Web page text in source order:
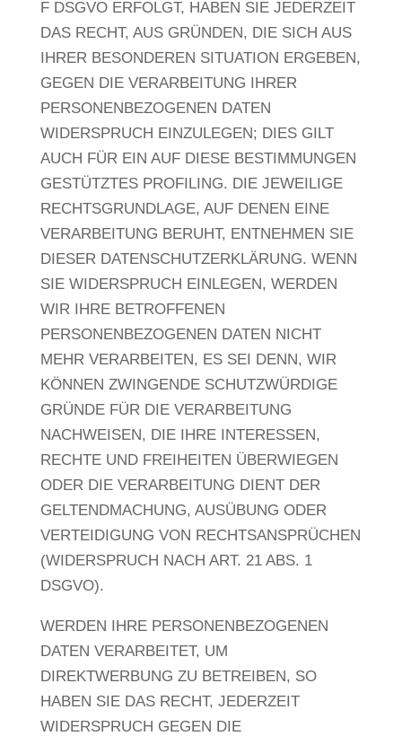
F DSGVO ERFOLGT, HABEN SIE JEDERZEIT
DAS RECHT, AUS GRÜNDEN, DIE SICH AUS
IHRER BESONDEREN SITUATION ERGEBEN,
GEGEN DIE VERARBEITUNG IHRER
PERSONENBEZOGENEN DATEN
WIDERSPRUCH EINZULEGEN; DIES GILT
AUCH FÜR EIN AUF DIESE BESTIMMUNGEN
GESTÜTZTES PROFILING. DIE JEWEILIGE
RECHTSGRUNDLAGE, AUF DENEN EINE
VERARBEITUNG BERUHT, ENTNEHMEN SIE
DIESER DATENSCHUTZERKLÄRUNG. WENN
SIE WIDERSPRUCH EINLEGEN, WERDEN
WIR IHRE BETROFFENEN
PERSONENBEZOGENEN DATEN NICHT
MEHR VERARBEITEN, ES SEI DENN, WIR
KÖNNEN ZWINGENDE SCHUTZWÜRDIGE
GRÜNDE FÜR DIE VERARBEITUNG
NACHWEISEN, DIE IHRE INTERESSEN,
RECHTE UND FREIHEITEN ÜBERWIEGEN
ODER DIE VERARBEITUNG DIENT DER
GELTENDMACHUNG, AUSÜBUNG ODER
VERTEIDIGUNG VON RECHTSANSPRÜCHEN
(WIDERSPRUCH NACH ART. 21 ABS. 1
DSGVO).
WERDEN IHRE PERSONENBEZOGENEN
DATEN VERARBEITET, UM
DIREKTWERBUNG ZU BETREIBEN, SO
HABEN SIE DAS RECHT, JEDERZEIT
WIDERSPRUCH GEGEN DIE